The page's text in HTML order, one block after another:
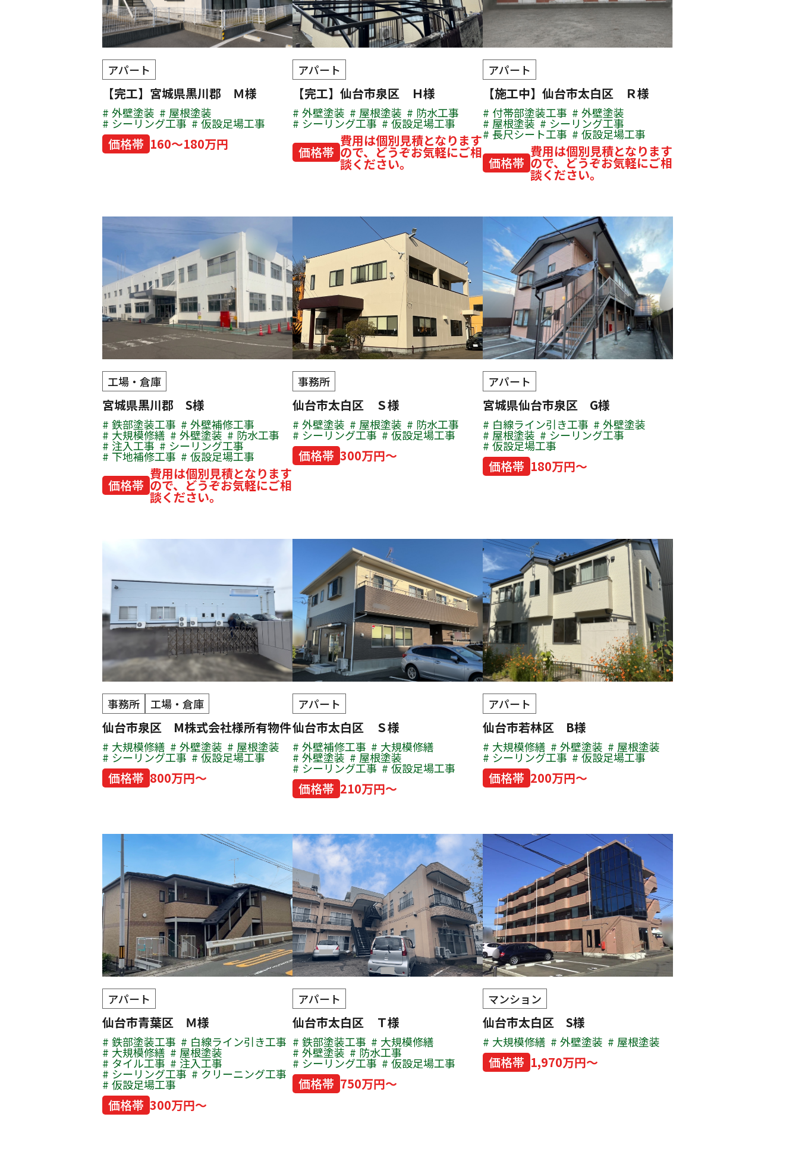
アパート
【完工】宮城県黒川郡 Ｍ様
外壁塗装 屋根塗装
シーリング工事 仮設足場工事
価格帯 160～180万円
アパート
【完工】仙台市泉区 Ｈ様
外壁塗装 屋根塗装 防水工事
シーリング工事 仮設足場工事
価格帯
費用は個別見積となります
ので、どうぞお気軽にご相
談ください。
アパート
【施工中】仙台市太白区 Ｒ様
付帯部塗装工事 外壁塗装
屋根塗装 シーリング工事
長尺シート工事 仮設足場工事
価格帯
費用は個別見積となります
ので、どうぞお気軽にご相
談ください。
工場・倉庫
宮城県黒川郡 S様
鉄部塗装工事 外壁補修工事
大規模修繕 外壁塗装 防水工事
注入工事 シーリング工事
下地補修工事 仮設足場工事
価格帯
費用は個別見積となります
ので、どうぞお気軽にご相
談ください。
事務所
仙台市太白区 Ｓ様
外壁塗装 屋根塗装 防水工事
シーリング工事 仮設足場工事
価格帯 300万円～
アパート
宮城県仙台市泉区 G様
白線ライン引き工事 外壁塗装
屋根塗装 シーリング工事
仮設足場工事
価格帯 180万円～
事務所 工場・倉庫
仙台市泉区 M株式会社様所有物件
大規模修繕 外壁塗装 屋根塗装
シーリング工事 仮設足場工事
価格帯 800万円～
アパート
仙台市太白区 Ｓ様
外壁補修工事 大規模修繕
外壁塗装 屋根塗装
シーリング工事 仮設足場工事
価格帯 210万円～
アパート
仙台市若林区 B様
大規模修繕 外壁塗装 屋根塗装
シーリング工事 仮設足場工事
価格帯 200万円～
アパート
仙台市青葉区 Ｍ様
鉄部塗装工事 白線ライン引き工事
大規模修繕 屋根塗装
タイル工事 注入工事
シーリング工事 クリーニング工事
仮設足場工事
価格帯 300万円～
アパート
仙台市太白区 Ｔ様
鉄部塗装工事 大規模修繕
外壁塗装 防水工事
シーリング工事 仮設足場工事
価格帯 750万円～
マンション
仙台市太白区 S様
大規模修繕 外壁塗装 屋根塗装
価格帯 1,970万円～